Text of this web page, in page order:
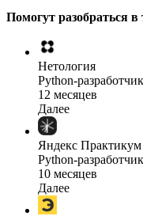
Помогут разобраться в
Нетология
Python-
12 месяцев
Далее
Яндекс Практикум
Python-разработчик
10 месяцев
Далее